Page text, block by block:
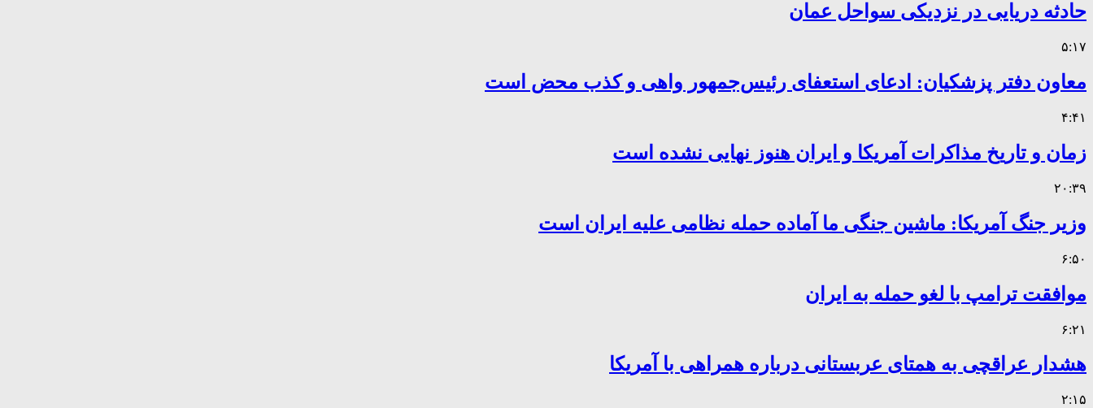
حادثه دریایی در نزدیکی سواحل عمان
۵:۱۷
معاون دفتر پزشکیان: ادعای استعفای رئیس‌جمهور واهی و کذب محض است
۴:۴۱
زمان و تاریخ مذاکرات آمریکا و ایران هنوز نهایی نشده است
۲۰:۳۹
وزیر جنگ آمریکا: ماشین جنگی ما آماده حمله نظامی علیه ایران است
۶:۵۰
موافقت ترامپ با لغو حمله به ایران
۶:۲۱
هشدار عراقچی به همتای عربستانی درباره همراهی با آمریکا
۲:۱۵